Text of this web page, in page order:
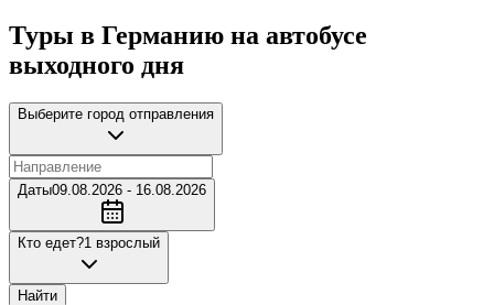
Туры в Германию на автобусе
выходного дня
Выберите город отправления
Даты09.08.2026 - 16.08.2026
Кто едет?1 взрослый
Найти